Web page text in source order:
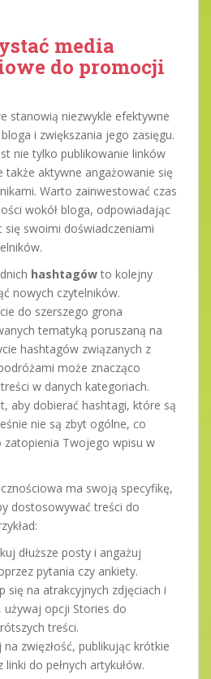
media
do promocji
stanowią niezwykle efektywne
i zwiększania jego zasięgu.
nie tylko publikowanie linków
także aktywne angażowanie się
Warto zainwestować czas
wokół bloga, odpowiadając
się swoimi doświadczeniami
hashtagów to kolejny
nowych czytelników.
do szerszego grona
tematyką poruszaną na
hashtagów związanych z
może znacząco
w danych kategoriach.
aby dobierać hashtagi, które są
nie są zbyt ogólne, co
zatopienia Twojego wpisu w
ma swoją specyfikę,
dostosowywać treści do
dłuższe posty i angażuj
pytania czy ankiety.
się na atrakcyjnych zdjęciach i
używaj opcji Stories do
treści.
na zwięzłość, publikując krótkie
do pełnych artykułów.